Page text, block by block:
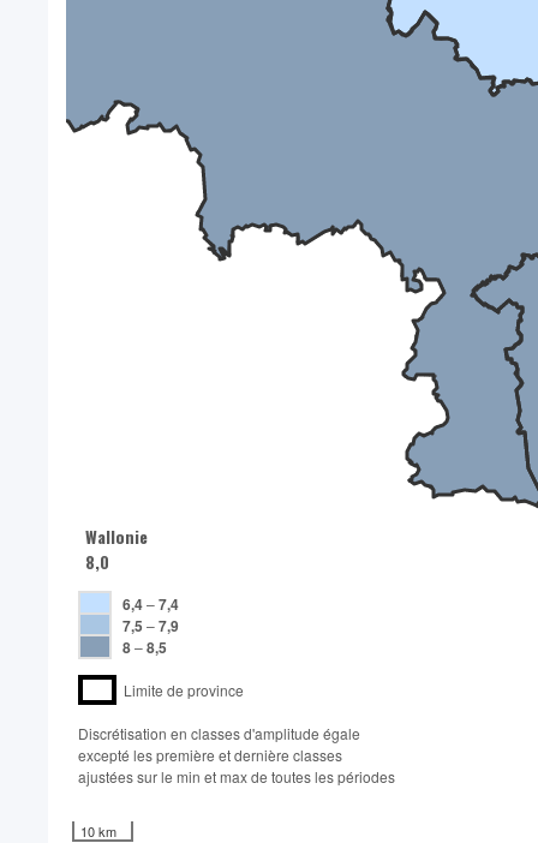
Wallonie
8,0
6,4–7,4
7,5 –7,9
8–8,5
Limite de province
Discrétisation en classes d'amplitude égale​
excepté les première et dernière classes
ajustées sur le min et max de toutes les périodes
10 km